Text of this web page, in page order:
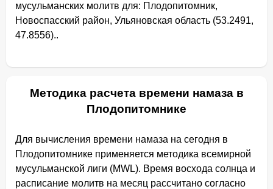
мусульманских молитв для: Плодопитомник,
Новоспасский район, Ульяновская область (53.2491,
47.8556)..
Методика расчета времени намаза в
Плодопитомнике
Для вычисления времени намаза на сегодня в
Плодопитомнике применяется методика всемирной
мусульманской лиги (MWL). Время восхода солнца и
расписание молитв на месяц рассчитано согласно